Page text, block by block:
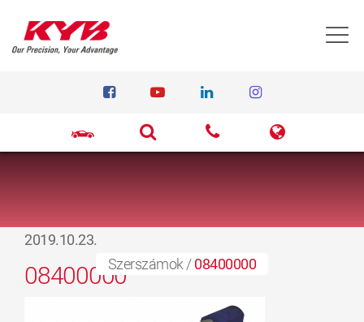
Szerszámok /08400000
2019.10.23.
08400000